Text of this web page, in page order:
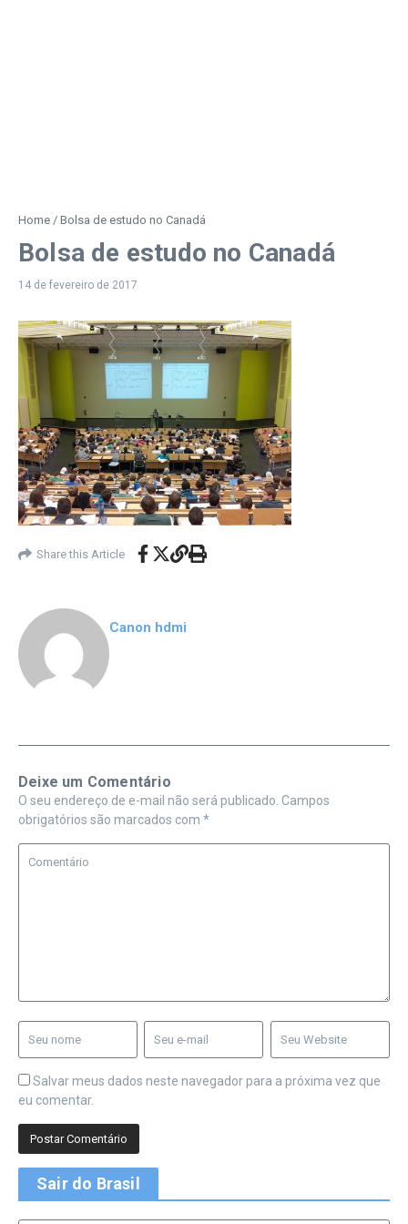
Home / Bolsa de estudo no Canadá
Bolsa de estudo no Canadá
14 de fevereiro de 2017
Share this Article
Canon hdmi
Deixe um Comentário
O seu endereço de e-mail não será publicado. Campos
obrigatórios são marcados com *
Salvar meus dados neste navegador para a próxima vez que
eu comentar.
Sair do Brasil